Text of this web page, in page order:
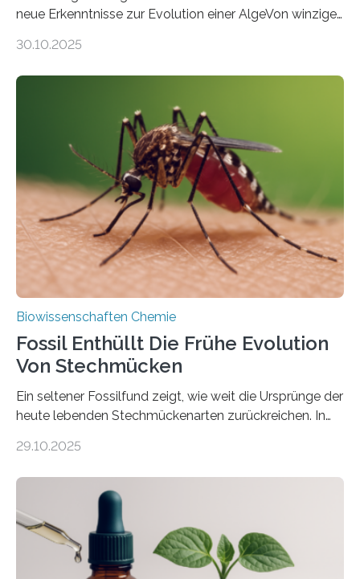
neue Erkenntnisse zur Evolution einer AlgeVon winzigen
Landpflanzen zählen zu den komplexesten
Grünalgen, die vor Hunderten von Millionen Jahren
lebten. Unter den Vorfahren sticht eine Gruppe heraus,
die noch heute in der Natur vorkommt: die
Süßwasseralge Coleochaetophyceae. Einige Arten
dieser Gruppe bilden aus Zellfäden dichte Geflechte
mit scheibenförmiger Gestalt. Was auffällig ist: Die
nächsten…
30.10.2025
Biowissenschaften Chemie
Fossil Enthüllt Die Frühe Evolution
Von Stechmücken
Ein seltener Fossilfund zeigt, wie weit die Ursprünge der
heute lebenden Stechmückenarten zurückreichen. In
Forschende die bisher älteste bekannte Stechmücken-
Region Kachin in Myanmar und hat sich in
ausgezeichnetem Zustand erhalten. Es konnte als neue
Art einer neuen Gattung beschrieben werden und trägt
nun den Namen Cretosabethes primaevus. Dieser erste
fossile Nachweis einer Stechmückenlarve in Bernstein
29.10.2025